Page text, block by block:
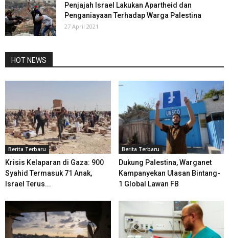
Penjajah Israel Lakukan Apartheid dan
Penganiayaan Terhadap Warga Palestina
27 April 2021
HOT NEWS
Berita Terbaru
Krisis Kelaparan di Gaza: 900
Syahid Termasuk 71 Anak,
Israel Terus...
Berita Terbaru
Dukung Palestina, Warganet
Kampanyekan Ulasan Bintang-
1 Global Lawan FB